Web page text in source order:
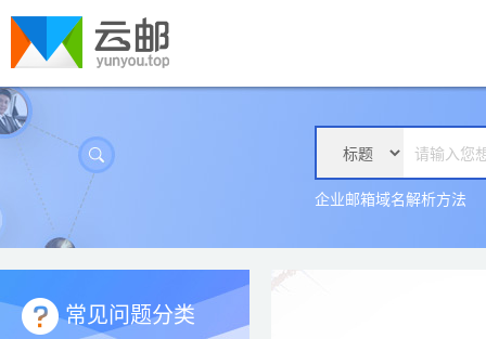
企业邮箱域名解析方法
常见问题分类